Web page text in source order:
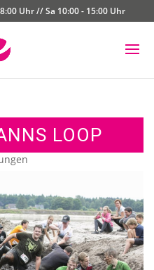
Uhr // Sa 10:00 - 15:00 Uhr
LOOP